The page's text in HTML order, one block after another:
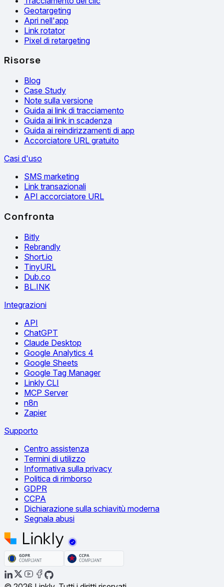
Geotargeting
Apri nell'app
Link rotator
Pixel di retargeting
Risorse
Blog
Case Study
Note sulla versione
Guida ai link di tracciamento
Guida ai link in scadenza
Guida ai reindirizzamenti di app
Accorciatore URL gratuito
Casi d'uso
SMS marketing
Link transazionali
API accorciatore URL
Confronta
Bitly
Rebrandly
Short.io
TinyURL
Dub.co
BL.INK
Integrazioni
API
ChatGPT
Claude Desktop
Google Analytics 4
Google Sheets
Google Tag Manager
Linkly CLI
MCP Server
n8n
Zapier
Supporto
Centro assistenza
Termini di utilizzo
Informativa sulla privacy
Politica di rimborso
GDPR
CCPA
Dichiarazione sulla schiavitù moderna
Segnala abusi